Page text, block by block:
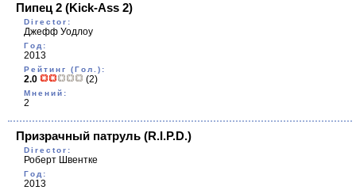
Пипец 2 (Kick-Ass 2)
Director:
Джефф Уодлоу
Год:
2013
Рейтинг (Гол.):
2.0 (2)
Мнений:
2
Призрачный патруль (R.I.P.D.)
Director:
Роберт Швентке
Год:
2013